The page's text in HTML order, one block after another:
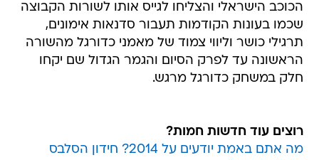
הכוכב הישראלי והצליחו לגייס אותו לשורות הקבוצה
שכמו בעונות הקודמות תעבור סדנאות אימונים,
תרגילי כושר וליווי צמוד של מאמני כדורגל מהשורה
הראשונה עד לפרק הסיום והגמר הגדול שם יקחו
חלק במשחק כדורגל מרגש.
רוצים עוד חדשות חמות?
מה אתם באמת יודעים על 2014? חידון הסלבס